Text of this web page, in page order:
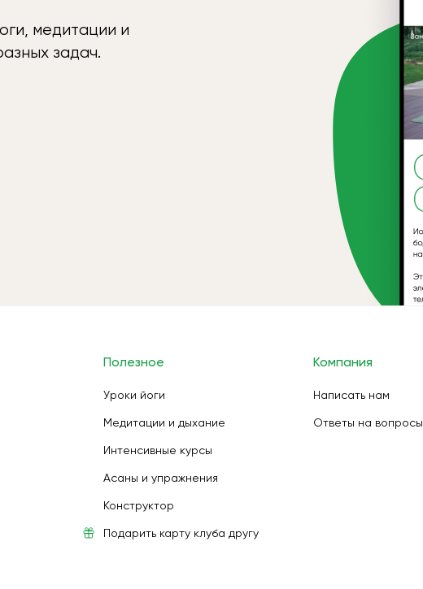
медитации и
задач.
Полезное
Уроки йоги
Медитации и дыхание
Интенсивные курсы
Асаны и упражнения
Конструктор
Подарить карту клуба другу
Компания
Написать нам
Ответы на вопросы